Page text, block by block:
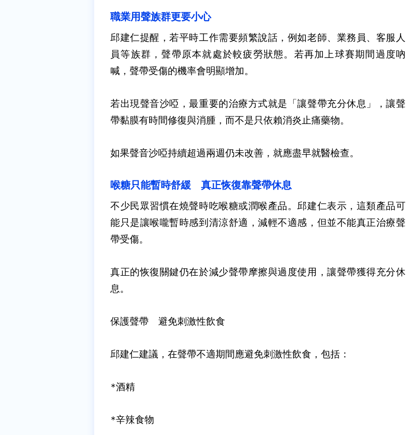
職業用聲族群更要小心
邱建仁提醒，若平時工作需要頻繁說話，例如老師、業務員、客服人
員等族群，聲帶原本就處於較疲勞狀態。若再加上球賽期間過度吶
喊，聲帶受傷的機率會明顯增加。
若出現聲音沙啞，最重要的治療方式就是「讓聲帶充分休息」，讓聲
帶黏膜有時間修復與消腫，而不是只依賴消炎止痛藥物。
如果聲音沙啞持續超過兩週仍未改善，就應盡早就醫檢查。
喉糖只能暫時舒緩 真正恢復靠聲帶休息
不少民眾習慣在燒聲時吃喉糖或潤喉產品。邱建仁表示，這類產品可
能只是讓喉嚨暫時感到清涼舒適，減輕不適感，但並不能真正治療聲
帶受傷。
真正的恢復關鍵仍在於減少聲帶摩擦與過度使用，讓聲帶獲得充分休
息。
保護聲帶 避免刺激性飲食
邱建仁建議，在聲帶不適期間應避免刺激性飲食，包括：
*酒精
*辛辣食物